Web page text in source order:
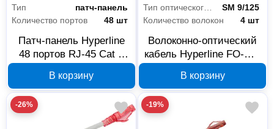
Тип
патч-панель
Количество портов
48 шт
Патч-панель Hyperline
48 портов RJ-45 Cat 6
В корзину
Тип оптического волокна
SM 9/125
Количество волокон
4 шт
Волоконно-оптический
кабель Hyperline FO-DT-
377470
В корзину
-26% -19%